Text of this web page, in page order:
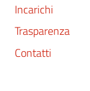
Incarichi
Trasparenza
Contatti